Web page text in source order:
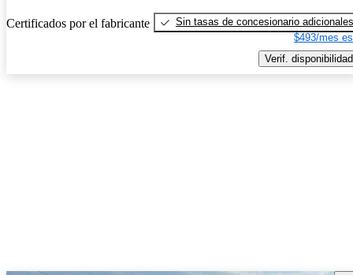
Certificados por el fabricante
Sin tasas de concesionario adicionales
$493/mes
Verif. disponibilidad